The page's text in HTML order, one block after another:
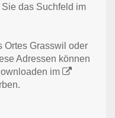
das Suchfeld im
Ortes Grasswil oder
Adressen können
im